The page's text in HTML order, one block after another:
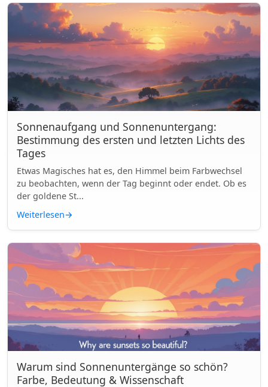
Sonnenaufgang und Sonnenuntergang:
Bestimmung des ersten und letzten Lichts des
Tages
Etwas Magisches hat es, den Himmel beim Farbwechsel
zu beobachten, wenn der Tag beginnt oder endet. Ob es
der goldene St...
Weiterlesen→
Warum sind Sonnenuntergänge so schön?
Farbe, Bedeutung & Wissenschaft